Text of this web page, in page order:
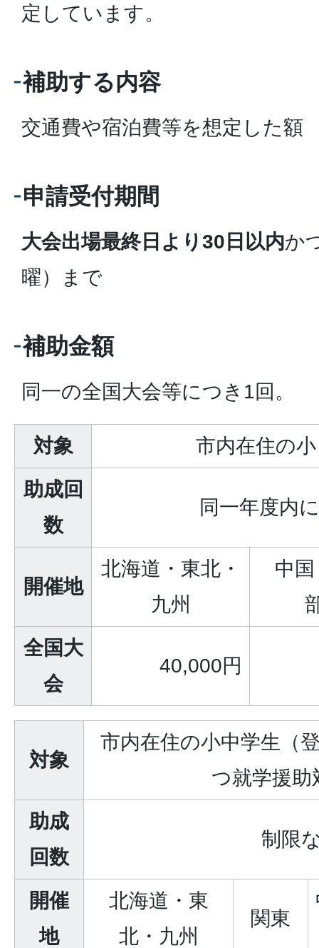
定しています。
補助する内容
交通費や宿泊費等を想定した額
申請受付期間
大会出場最終日より30日以内か
曜）まで
補助金額
同一の全国大会等につき1回。
対象
市内在住の
助成回
数
同一年度内に
開催地
北海道・東北・
九州
中
全国大
会
40,000円
対象
市内在住の小中学生（
つ就学援助
助成
回数
制限
開催
地
北海道・東
北・九州
関東